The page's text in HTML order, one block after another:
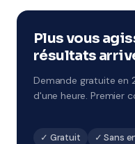
ciblé. À Cagnes-sur-
Plus vous
résultats
Demande gratuite en
d'une heure. Premier
✓ Gratuit ✓ Sans